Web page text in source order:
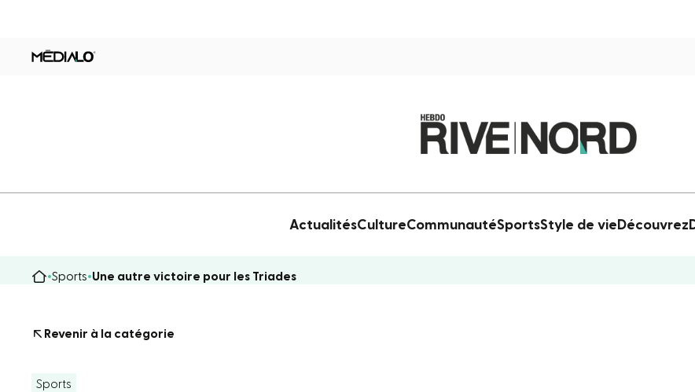
ActualitésCultureCommunautéSportsStyle de vie Découvrez
Sports Une autre victoire pour les Triades
Revenir à la catégorie
Sports